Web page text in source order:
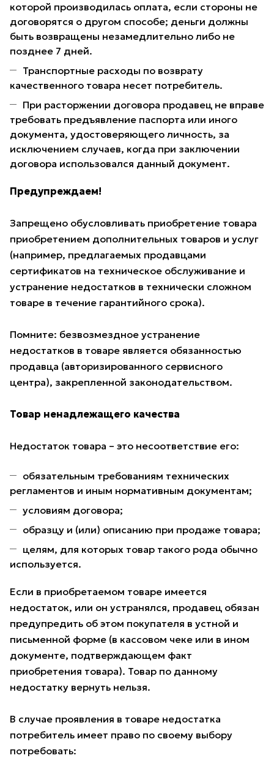
которой производилась оплата, если стороны не
договорятся о другом способе; деньги должны
быть возвращены незамедлительно либо не
позднее 7 дней.
Транспортные расходы по возврату
качественного товара несет потребитель.
При расторжении договора продавец не вправе
требовать предъявление паспорта или иного
документа, удостоверяющего личность, за
исключением случаев, когда при заключении
договора использовался данный документ.
Предупреждаем!
Запрещено обусловливать приобретение товара
приобретением дополнительных товаров и услуг
(например, предлагаемых продавцами
сертификатов на техническое обслуживание и
устранение недостатков в технически сложном
товаре в течение гарантийного срока).
Помните: безвозмездное устранение
недостатков в товаре является обязанностью
продавца (авторизированного сервисного
центра), закрепленной законодательством.
Товар ненадлежащего качества
Недостаток товара – это несоответствие его:
обязательным требованиям технических
регламентов и иным нормативным документам;
условиям договора;
образцу и (или) описанию при продаже товара;
целям, для которых товар такого рода обычно
используется.
Если в приобретаемом товаре имеется
недостаток, или он устранялся, продавец обязан
предупредить об этом покупателя в устной и
письменной форме (в кассовом чеке или в ином
документе, подтверждающем факт
приобретения товара). Товар по данному
недостатку вернуть нельзя.
В случае проявления в товаре недостатка
потребитель имеет право по своему выбору
потребовать: